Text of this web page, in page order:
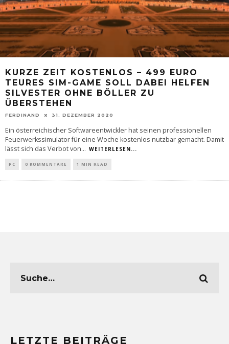
KURZE ZEIT KOSTENLOS – 499 EURO
TEURES SIM-GAME SOLL DABEI HELFEN
SILVESTER OHNE BÖLLER ZU
ÜBERSTEHEN
FERDINAND 31. DEZEMBER 2020
Ein österreichischer Softwareentwickler hat seinen professionellen
Feuerwerkssimulator für eine Woche kostenlos nutzbar gemacht. Damit
lässt sich das Verbot von... WEITERLESEN...
PC 0 KOMMENTARE 1 MIN READ
LETZTE BEITRÄGE